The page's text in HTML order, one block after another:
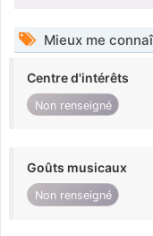
Mieux me
Centre d'intérêts
Non renseigné
Goûts musicaux
Non renseigné